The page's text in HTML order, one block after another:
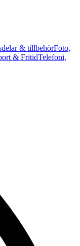
& tillbehörFoto,
& FritidTelefoni,